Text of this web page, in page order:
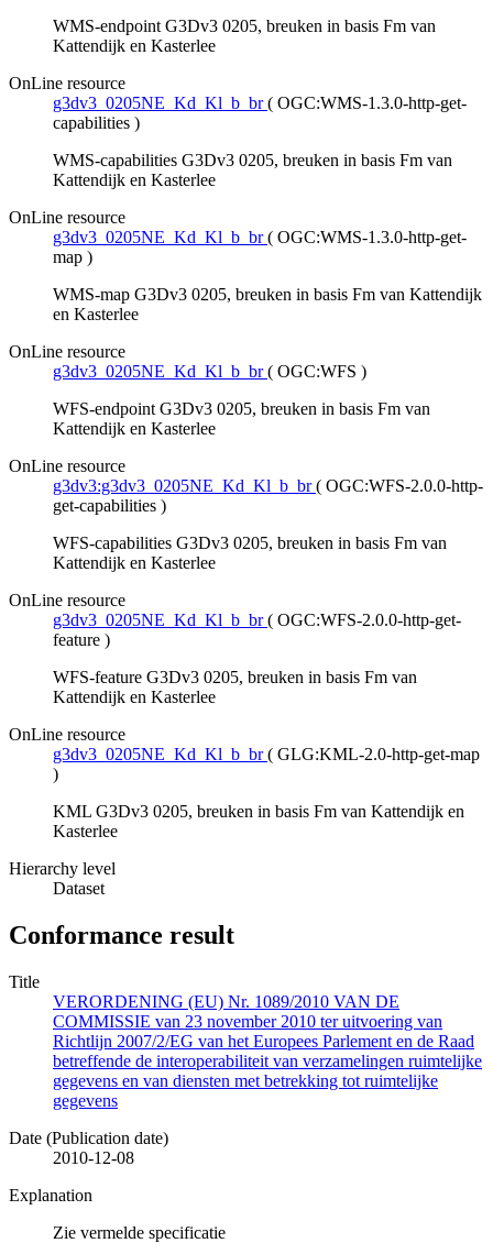
WMS-endpoint G3Dv3 0205, breuken in basis Fm van
Kattendijk en Kasterlee
OnLine resource
g3dv3_0205NE_Kd_Kl_b_br ( OGC:WMS-1.3.0-http-get-
capabilities )
WMS-capabilities G3Dv3 0205, breuken in basis Fm van
Kattendijk en Kasterlee
OnLine resource
g3dv3_0205NE_Kd_Kl_b_br ( OGC:WMS-1.3.0-http-get-
map )
WMS-map G3Dv3 0205, breuken in basis Fm van Kattendijk
en Kasterlee
OnLine resource
g3dv3_0205NE_Kd_Kl_b_br ( OGC:WFS )
WFS-endpoint G3Dv3 0205, breuken in basis Fm van
Kattendijk en Kasterlee
OnLine resource
g3dv3:g3dv3_0205NE_Kd_Kl_b_br ( OGC:WFS-2.0.0-http-
get-capabilities )
WFS-capabilities G3Dv3 0205, breuken in basis Fm van
Kattendijk en Kasterlee
OnLine resource
g3dv3_0205NE_Kd_Kl_b_br ( OGC:WFS-2.0.0-http-get-
feature )
WFS-feature G3Dv3 0205, breuken in basis Fm van
Kattendijk en Kasterlee
OnLine resource
g3dv3_0205NE_Kd_Kl_b_br ( GLG:KML-2.0-http-get-map
)
KML G3Dv3 0205, breuken in basis Fm van Kattendijk en
Kasterlee
Hierarchy level
Dataset
Conformance result
Title
VERORDENING (EU) Nr. 1089/2010 VAN DE
COMMISSIE van 23 november 2010 ter uitvoering van
Richtlijn 2007/2/EG van het Europees Parlement en de Raad
betreffende de interoperabiliteit van verzamelingen ruimtelijke
gegevens en van diensten met betrekking tot ruimtelijke
gegevens
Date (Publication date)
2010-12-08
Explanation
Zie vermelde specificatie